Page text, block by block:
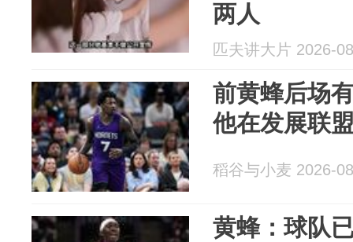
两人
匹夫讲大片 2026-
前黄蜂后场
他在发展联
稻谷与小麦 2026-
黄蜂：球队